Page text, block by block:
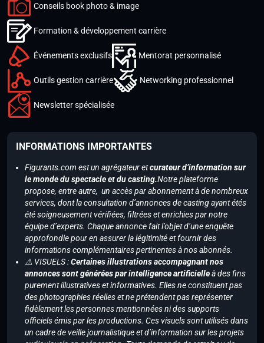
Conseils book photo & image
Formation & développement carrière
Événements exclusifs Mentorat personnalisé
Outils gestion carrière Networking professionnel
Newsletter spécialisée
INFORMATIONS IMPORTANTES
Figurants.com est un agrégateur etcurateur d’information sur
le monde du spectacle et du casting.Notre plateforme
propose, entre autre, un accès par abonnement à de nombreux
services, dont la consultation d’annonces de casting ayant étés
été soigneusement vérifiées, filtrées et enrichies par notre
équipe d’experts. Chaque annonce fait l’objet d’une enquête
approfondie pour en assurer la légitimité et fournir des
informations complémentaires pertinentes à nos abonnés.
⚠️ VISUELS :Certaines illustrations accompagnant nos
annonces sont générées par intelligence artificielleà des fins
purement illustratives et informatives. Elles ne constituent pas
des photographies réelles et ne prétendent pas représenter
fidèlement les personnes mentionnées ni des supports
officiels émis par les productions. Ces visuels sont utilisés dans
un cadre de veille journalistique et d’information sur les projets